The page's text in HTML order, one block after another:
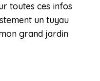
toutes ces infos
un tuyau
grand jardin